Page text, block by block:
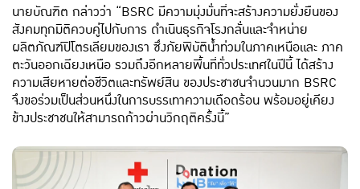
นายบัณฑิต กล่าวว่า “BSRC มีความมุ่งมั่นที่จะสร้างความยั่งยืนของ
สังคมทุกมิติควบคู่ไปกับการ ดำเนินธุรกิจโรงกลั่นและจำหน่าย
ผลิตภัณฑ์ปิโตรเลียมของเรา ซึ่งภัยพิบัติน้ำท่วมในภาคเหนือและ ภาค
ตะวันออกเฉียงเหนือ รวมถึงอีกหลายพื้นที่ทั่วประเทศในปีนี้ ได้สร้าง
ความเสียหายต่อชีวิตและทรัพย์สิน ของประชาชนจำนวนมาก BSRC
จึงขอร่วมเป็นส่วนหนึ่งในการบรรเทาความเดือดร้อน พร้อมอยู่เคียง
ข้างประชาชนให้สามารถก้าวผ่านวิกฤติครั้งนี้”